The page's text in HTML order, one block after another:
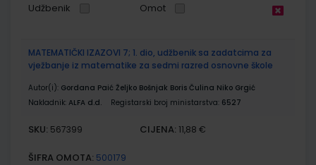
Udžbenik Omot
MATEMATIČKI IZAZOVI 7; 1. dio, udžbenik sa zadatcima za
vježbanje iz matematike za sedmi razred osnovne škole
Autor(i): Gordana Paić Željko Bošnjak Boris Čulina Niko Grgić
Nakladnik: ALFA d.d. Registarski broj ministarstva: 6527
SKU: 567399 CIJENA: 11,88 €
ŠIFRA OMOTA: 500179